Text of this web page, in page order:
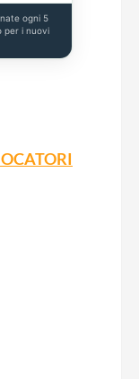
ogni 5
per i nuovi